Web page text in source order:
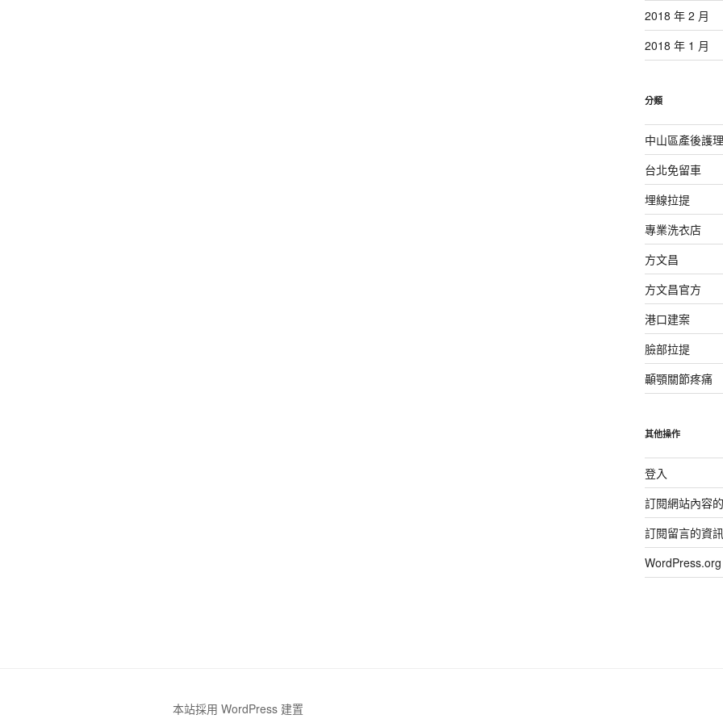
2018 年 2 月
2018 年 1 月
分類
中山區產後護
台北免留車
埋線拉提
專業洗衣店
方文昌
方文昌官方
港口建案
臉部拉提
顳顎關節疼痛
其他操作
登入
訂閱網站內容
訂閱留言的資
本站採用 WordPress 建置